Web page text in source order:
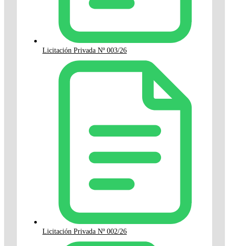
Licitación Privada Nº 003/26
Licitación Privada Nº 002/26